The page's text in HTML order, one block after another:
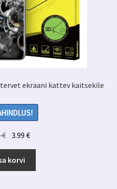
tervet ekraani kattev kaitsekile
€ Algne
hind
oli:
6.00 €.
3.99€Praegune
hind
3.99 €.
korvi